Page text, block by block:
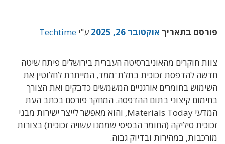
פורסם בתאריך אוקטובר 26, 2025 ע"י Techtime
צוות חוקרים מהאוניברסיטה העברית בירושלים פיתח שיטה
חדשה להדפסת זכוכית בתלת־ממד, המייתרת לחלוטין את
השימוש בחומרים אורגניים המשמשים כדבקים ואת הצורך
בחימום קיצוני בתום ההדפסה. המחקר פורסם בכתב העת
המדעי Materials Today, והוא מאפשר לייצר ישירות מבני
זכוכית סיליקה (החומר הבסיסי שממנו עשויה זכוכית) בצורות
מורכבות, במהירות ובדיוק גבוה.